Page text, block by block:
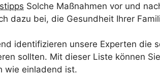
Solche Maßnahmen vor und
dazu bei, die Gesundheit Ihrer
identifizieren unsere Experten die
sollten. Mit dieser Liste können
wie einladend ist.